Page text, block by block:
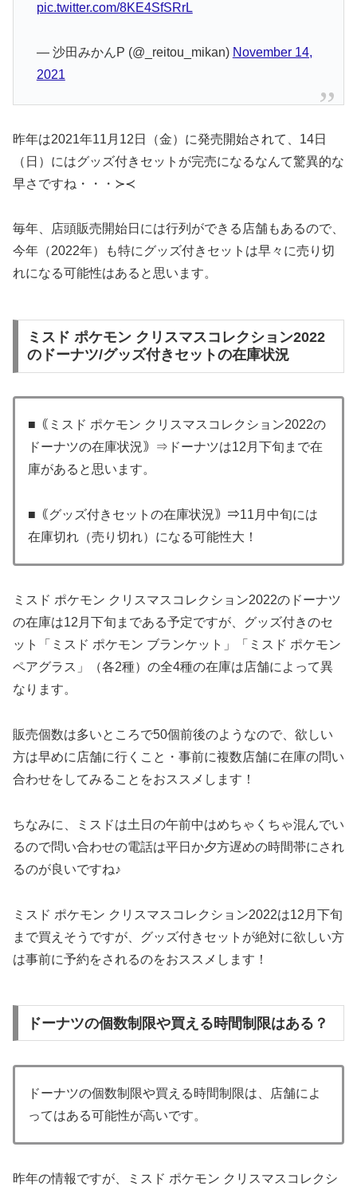
pic.twitter.com/8KE4SfSRrL
— 沙田みかんP (@_reitou_mikan) November 14,
2021
昨年は2021年11月12日（金）に発売開始されて、14日
（日）にはグッズ付きセットが完売になるなんて驚異的な
早さですね・・・≻≺
毎年、店頭販売開始日には行列ができる店舗もあるので、
今年（2022年）も特にグッズ付きセットは早々に売り切
れになる可能性はあると思います。
ミスド ポケモン クリスマスコレクション2022
のドーナツ/グッズ付きセットの在庫状況
■｟ミスド ポケモン クリスマスコレクション2022の
ドーナツの在庫状況｠⇒ドーナツは12月下旬まで在
庫があると思います。
■｟グッズ付きセットの在庫状況｠⇒11月中旬には
在庫切れ（売り切れ）になる可能性大！
ミスド ポケモン クリスマスコレクション2022のドーナツ
の在庫は12月下旬まである予定ですが、グッズ付きのセ
ット「ミスド ポケモン ブランケット」「ミスド ポケモン
ペアグラス」（各2種）の全4種の在庫は店舗によって異
なります。
販売個数は多いところで50個前後のようなので、欲しい
方は早めに店舗に行くこと・事前に複数店舗に在庫の問い
合わせをしてみることをおススメします！
ちなみに、ミスドは土日の午前中はめちゃくちゃ混んでい
るので問い合わせの電話は平日か夕方遅めの時間帯にされ
るのが良いですね♪
ミスド ポケモン クリスマスコレクション2022は12月下旬
まで買えそうですが、グッズ付きセットが絶対に欲しい方
は事前に予約をされるのをおススメします！
ドーナツの個数制限や買える時間制限はある？
ドーナツの個数制限や買える時間制限は、店舗によ
ってはある可能性が高いです。
昨年の情報ですが、ミスド ポケモン クリスマスコレクシ